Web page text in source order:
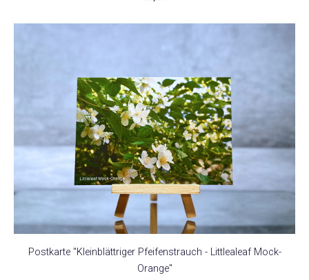
Postkarte "Kleinblättriger Pfeifenstrauch - Littlealeaf Mock-
Orange"